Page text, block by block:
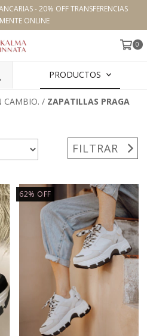
- 20% OFF TRANSFERENCIAS
ONLINE
0
PRODUCTOS
CAMBIO. / ZAPATILLAS PRAGA
FILTRAR
62% OFF